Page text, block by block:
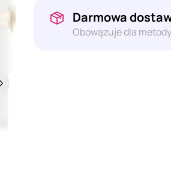
Darmowa
Obowązuje dla